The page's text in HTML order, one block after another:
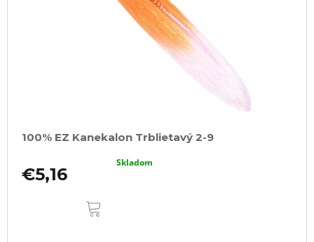
100% EZ Kanekalon Trblietavý 2-9
€5,16
Skladom